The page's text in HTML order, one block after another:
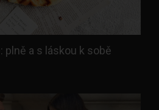
plně a s láskou k sobě